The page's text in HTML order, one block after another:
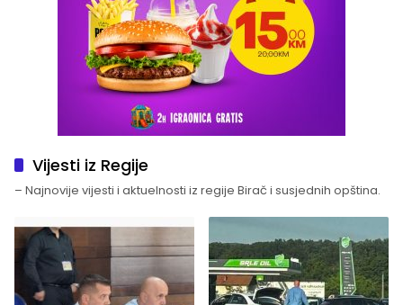
Vijesti iz Regije
– Najnovije vijesti i aktuelnosti iz regije Birač i susjednih opština.